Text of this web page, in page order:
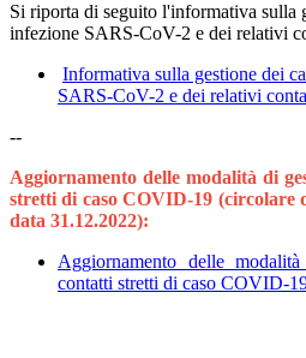
Si riporta di seguito l'informativa sulla
infezione SARS-CoV-2 e dei relativi
Informativa sulla gestione dei
SARS-CoV-2 e dei relativi
--
Aggiornamento delle modalità di
stretti di caso COVID-19 (circolare
data 31.12.2022):
Aggiornamento delle
contatti stretti di caso COVID-